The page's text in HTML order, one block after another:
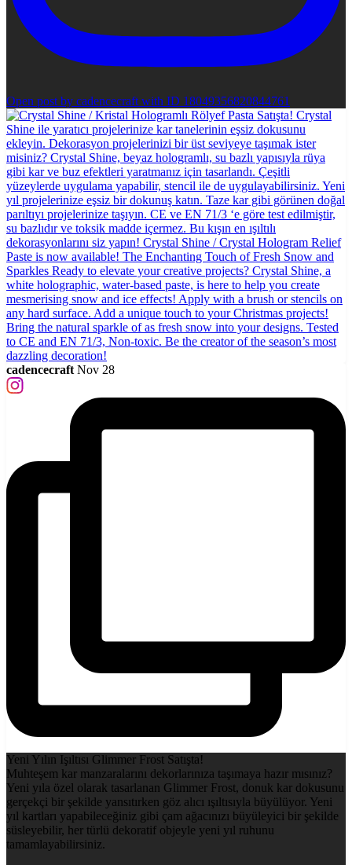
Open post by cadencecraft with ID 18049356820844761
cadencecraft Nov 28
Yeni Yılın Işıltısı Glimmer Frost Satışta!
Muhteşem kar manzaralarını dekorlarınıza taşımaya hazır mısınız?
Yeni yıla özel olarak tasarlanan Glimmer Frost, donuk kar dokusunu
gerçekçi bir şekilde yansıtırken göz alıcı ışıltısıyla büyülüyor. Yeni
yıl kartları yapabileceğiniz gibi çam ağacınızı büyüleyici bir şekilde
süsleyebilir, her türlü dekoratif objeyle yeni yıl ruhunu
tamamlayabilirsiniz.